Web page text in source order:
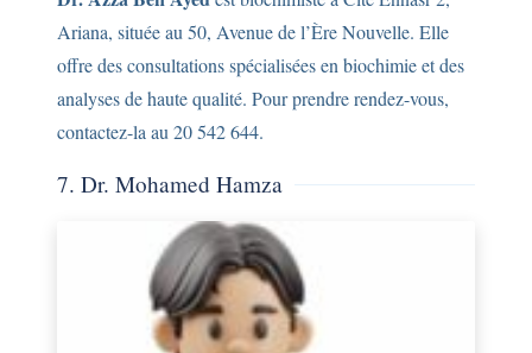
Ariana, située au 50, Avenue de l’Ère Nouvelle. Elle
offre des consultations spécialisées en biochimie et des
analyses de haute qualité. Pour prendre rendez-vous,
contactez-la au 20 542 644.
7. Dr. Mohamed Hamza